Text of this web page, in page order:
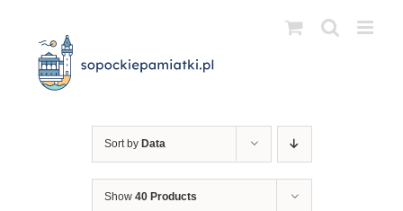
zawartości
Sort by Data
Show 40 Products